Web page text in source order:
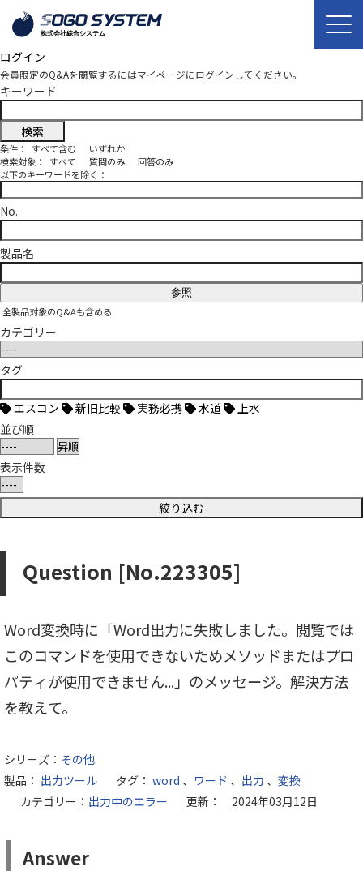
ログイン
会員限定のQ&Aを閲覧するにはマイページにログインしてください。
キーワード
条件： すべて含む
いずれか
検索対象：
すべて 質問のみ
回答のみ
以下のキーワードを除く：
No.
製品名
参照
全製品対象のQ&Aも含める
カテゴリー
タグ
エスコン 新旧比較 実務必携 水道
上水
並び順
表示件数
Question [No.223305]
Word変換時に「Word出力に失敗しました。閲覧では
このコマンドを使用できないためメソッドまたはプロ
パティが使用できません...」のメッセージ。解決方法
を教えて。
シリーズ： その他
製品： 出力ツール タグ： word 、 ワード 、 出力 、 変換
カテゴリー： 出力中のエラー 更新： 2024年03月12日
Answer